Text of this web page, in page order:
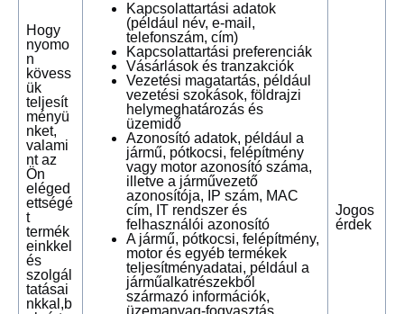
Hogy
nyomo
n
kövess
ük
teljesít
ményü
nket,
valami
nt az
Ön
eléged
ettségé
t
termék
einkkel
és
szolgál
tatásai
nkkal,b
Kapcsolattartási adatok
(például név, e-mail,
telefonszám, cím)
Kapcsolattartási preferenciák
Vásárlások és tranzakciók
Vezetési magatartás, például
vezetési szokások, földrajzi
helymeghatározás és
üzemidő
Azonosító adatok, például a
jármű, pótkocsi, felépítmény
vagy motor azonosító száma,
illetve a járművezető
azonosítója, IP szám, MAC
cím, IT rendszer és
felhasználói azonosító
A jármű, pótkocsi, felépítmény,
motor és egyéb termékek
teljesítményadatai, például a
járműalkatrészekből
származó információk,
üzemanyag-fogyasztás,
Jogos
érdek